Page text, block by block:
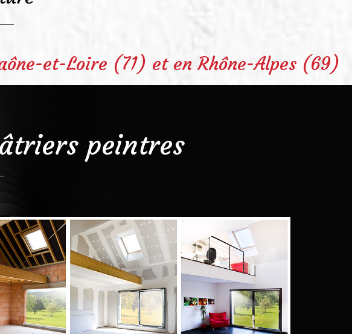
et-Loire (71) et en Rhône-Alpes (69)
peintres